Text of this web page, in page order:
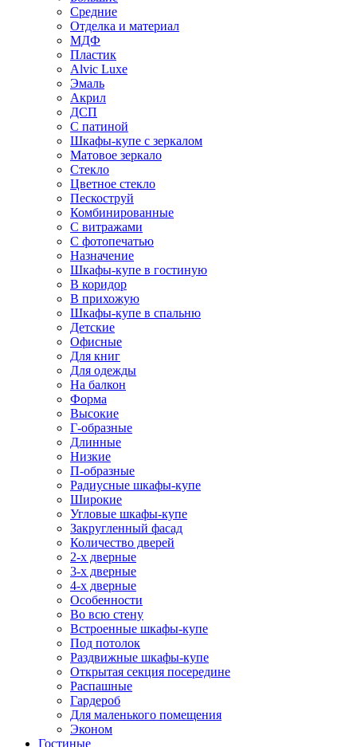
Средние
Отделка и материал
МДФ
Пластик
Alvic Luxe
Эмаль
Акрил
ДСП
С патиной
Шкафы-купе с зеркалом
Матовое зеркало
Стекло
Цветное стекло
Пескоструй
Комбинированные
С витражами
С фотопечатью
Назначение
Шкафы-купе в гостиную
В коридор
В прихожую
Шкафы-купе в спальню
Детские
Офисные
Для книг
Для одежды
На балкон
Форма
Высокие
Г-образные
Длинные
Низкие
П-образные
Радиусные шкафы-купе
Широкие
Угловые шкафы-купе
Закругленный фасад
Количество дверей
2-х дверные
3-х дверные
4-х дверные
Особенности
Во всю стену
Встроенные шкафы-купе
Под потолок
Раздвижные шкафы-купе
Открытая секция посередине
Распашные
Гардероб
Для маленького помещения
Эконом
Гостиные